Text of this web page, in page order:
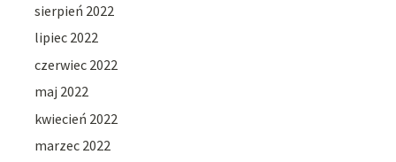
sierpień 2022
lipiec 2022
czerwiec 2022
maj 2022
kwiecień 2022
marzec 2022